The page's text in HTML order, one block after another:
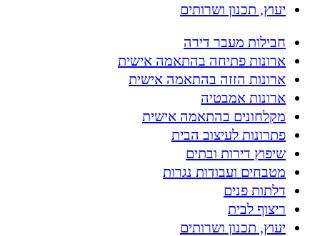
יעוץ, תכנון ושרותים
חבילות מעבר דירה
ארונות פתיחה בהתאמה אישית
ארונות הזזה בהתאמה אישית
ארונות אמבטיה
מקלחונים בהתאמה אישית
פתרונות לעיצוב הבית
שיפוץ דירות ובתים
מטבחים ועבודות נגרות
דלתות פנים
ריצוף לבית
יעוץ, תכנון ושרותים